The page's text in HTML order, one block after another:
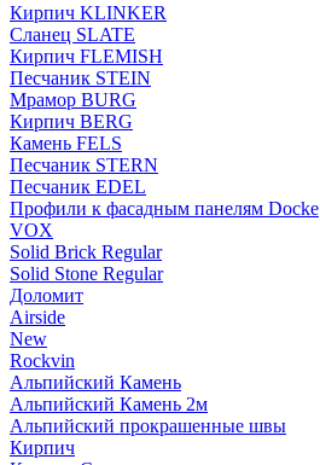
Кирпич KLINKER
Сланец SLATE
Кирпич FLEMISH
Пес­ча­ник STEIN
Мрамор BURG
Кирпич BERG
Камень FELS
Пес­ча­ник STERN
Пес­ча­ник EDEL
Профили к фасадным панелям Docke
VOX
Solid Brick Regular
Solid Stone Regular
Доломит
Airside
New
Rockvin
Альпийский Камень
Альпийский Камень 2м
Альпийский прокрашенные швы
Кирпич